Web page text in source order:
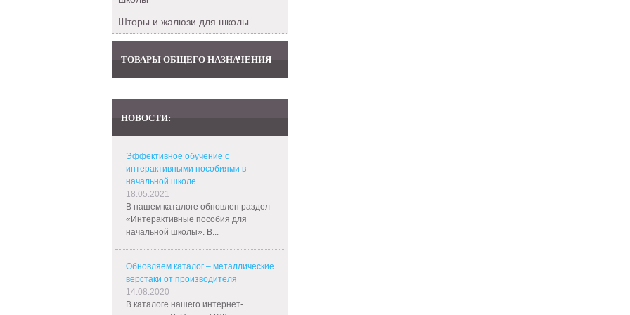
Шторы и жалюзи для школы
ТОВАРЫ ОБЩЕГО НАЗНАЧЕНИЯ
НОВОСТИ:
Эффективное обучение с
интерактивными пособиями в
начальной школе
18.05.2021
В нашем каталоге обновлен раздел
«Интерактивные пособия для
начальной школы». В...
Обновляем каталог – металлические
верстаки от производителя
14.08.2020
В каталоге нашего интернет-